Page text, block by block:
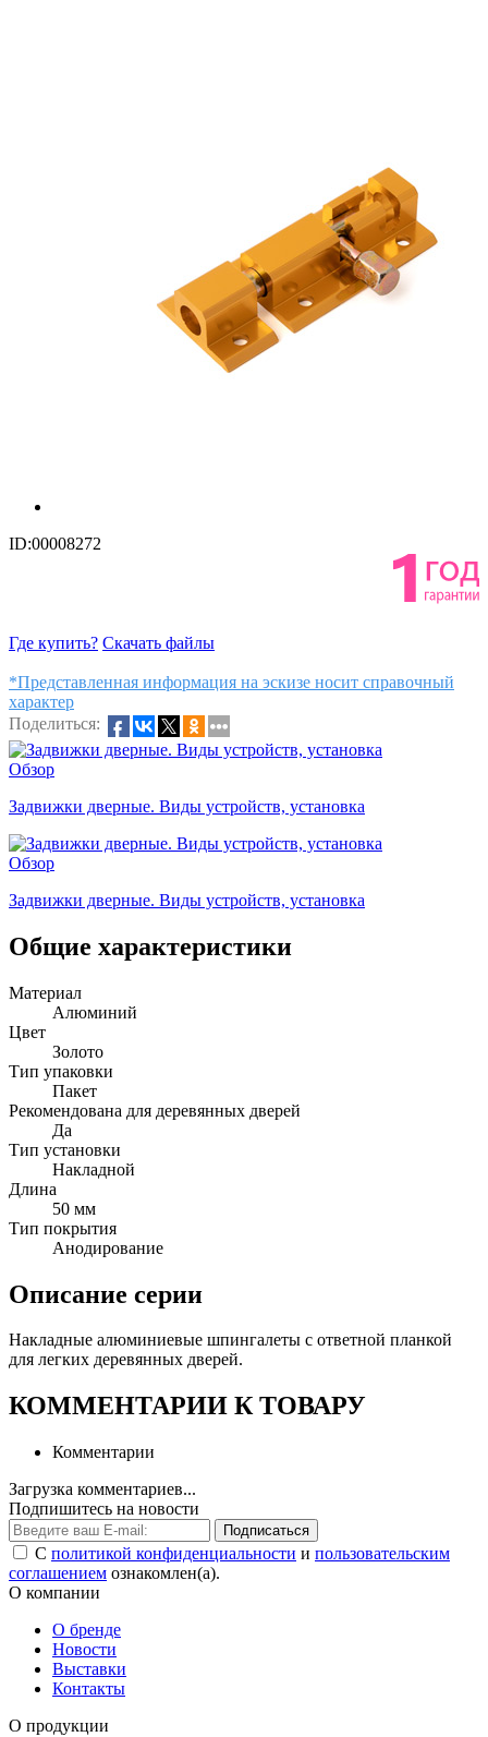
ID:00008272
Где купить? Скачать файлы
*Представленная информация на эскизе носит справочный
характер
Поделиться:
Обзор
Задвижки дверные. Виды устройств, установка
Обзор
Задвижки дверные. Виды устройств, установка
Общие характеристики
Материал
Алюминий
Цвет
Золото
Тип упаковки
Пакет
Рекомендована для деревянных дверей
Да
Тип установки
Накладной
Длина
50 мм
Тип покрытия
Анодирование
Описание серии
Накладные алюминиевые шпингалеты с ответной планкой
для легких деревянных дверей.
КОММЕНТАРИИ К ТОВАРУ
Комментарии
Загрузка комментариев...
Подпишитесь на новости
Подписаться
С политикой конфиденциальности и пользовательским
соглашением ознакомлен(а).
О компании
О бренде
Новости
Выставки
Контакты
О продукции